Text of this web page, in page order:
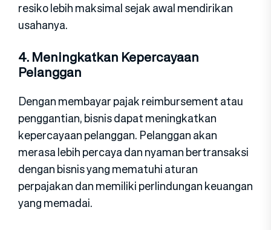
resiko lebih maksimal sejak awal mendirikan
usahanya.
4. Meningkatkan Kepercayaan
Pelanggan
Dengan membayar pajak reimbursement atau
penggantian, bisnis dapat meningkatkan
kepercayaan pelanggan. Pelanggan akan
merasa lebih percaya dan nyaman bertransaksi
dengan bisnis yang mematuhi aturan
perpajakan dan memiliki perlindungan keuangan
yang memadai.